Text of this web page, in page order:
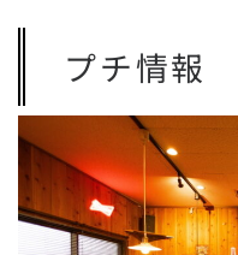
プチ情報